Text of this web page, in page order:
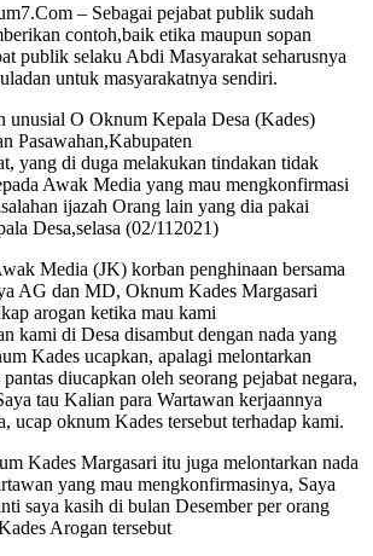
– Sebagai pejabat publik sudah
contoh,baik etika maupun sopan
publik selaku Abdi Masyarakat seharusnya
untuk masyarakatnya sendiri.
unusial O Oknum Kepala Desa (Kades)
Pasawahan,Kabupaten
yang di duga melakukan tindakan tidak
Awak Media yang mau mengkonfirmasi
ijazah Orang lain yang dia pakai
Desa,selasa (02/112021)
Media (JK) korban penghinaan bersama
AG dan MD, Oknum Kades Margasari
arogan ketika mau kami
kami di Desa disambut dengan nada yang
Kades ucapkan, apalagi melontarkan
diucapkan oleh seorang pejabat negara,
tau Kalian para Wartawan kerjaannya
ucap oknum Kades tersebut terhadap kami.
Kades Margasari itu juga melontarkan nada
yang mau mengkonfirmasinya, Saya
saya kasih di bulan Desember per orang
Arogan tersebut